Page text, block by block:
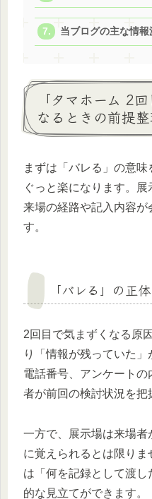
当ブログの主な情報
「タマホーム 2
なるときの前提
まずは「バレる」の意
ぐっと楽になります。展
来場の経路や記入内容が
す。
「バレる」の正
2回目で気まずくなる原
り「情報が残っていた
電話番号、アンケート
者が前回の検討状況を把
一方で、展示場は来場
に覚えられるとは限りま
は「何を記録として渡
的な見立てができます。